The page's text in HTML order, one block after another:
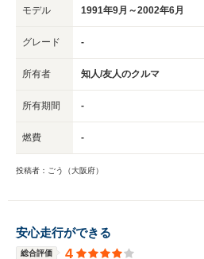
モデル 1991年9月～2002年6月
グレード -
所有者 知人/友人のクルマ
所有期間 -
燃費 -
投稿者：ごう（大阪府）
安心走行ができる
総合評価 4